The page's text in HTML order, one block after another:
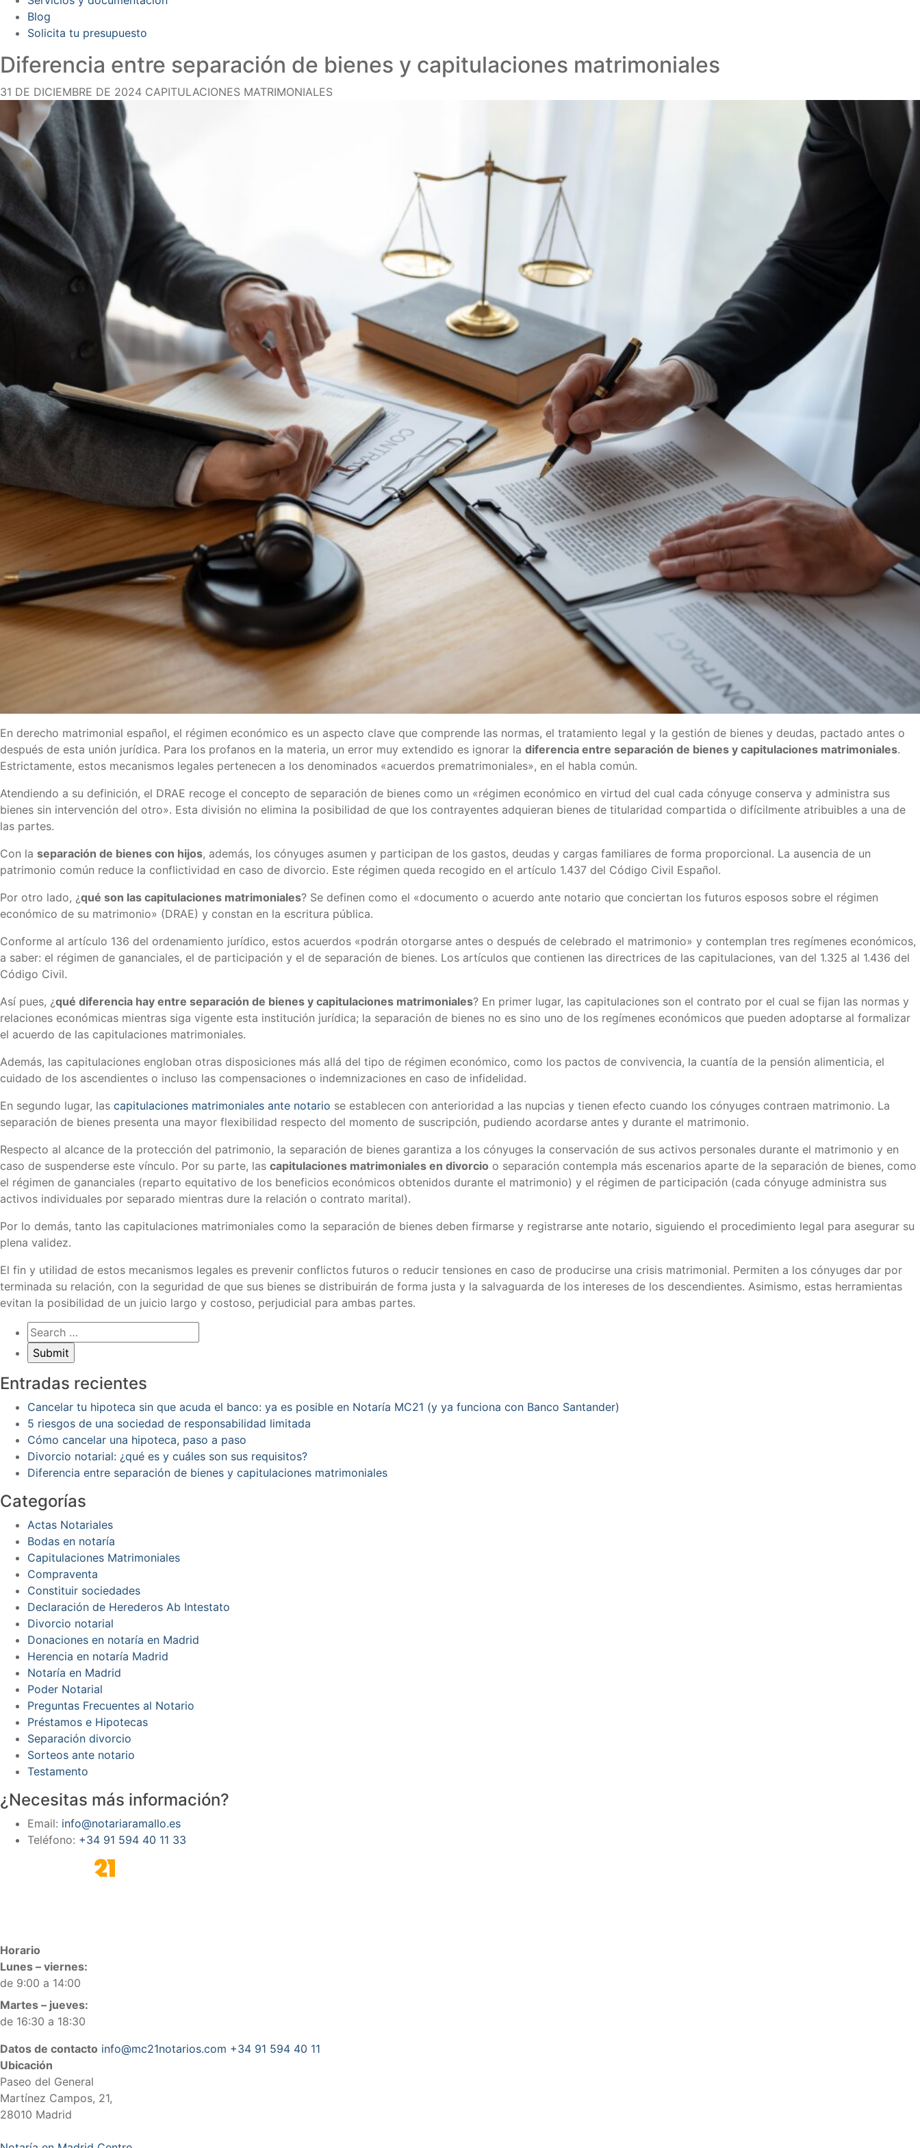
Blog
Solicita tu presupuesto
Diferencia entre separación de bienes y capitulaciones matrimoniales
31 DE DICIEMBRE DE 2024 CAPITULACIONES MATRIMONIALES
En derecho matrimonial español, el régimen económico es un aspecto clave que comprende las normas, el tratamiento legal y la gestión de bienes y deudas, pactado antes o
después de esta unión jurídica. Para los profanos en la materia, un error muy extendido es ignorar la diferencia entre separación de bienes y capitulaciones matrimoniales.
Estrictamente, estos mecanismos legales pertenecen a los denominados «acuerdos prematrimoniales», en el habla común.
Atendiendo a su definición, el DRAE recoge el concepto de separación de bienes como un «régimen económico en virtud del cual cada cónyuge conserva y administra sus
bienes sin intervención del otro». Esta división no elimina la posibilidad de que los contrayentes adquieran bienes de titularidad compartida o difícilmente atribuibles a una de
las partes.
Con la separación de bienes con hijos, además, los cónyuges asumen y participan de los gastos, deudas y cargas familiares de forma proporcional. La ausencia de un
patrimonio común reduce la conflictividad en caso de divorcio. Este régimen queda recogido en el artículo 1.437 del Código Civil Español.
Por otro lado, ¿qué son las capitulaciones matrimoniales? Se definen como el «documento o acuerdo ante notario que conciertan los futuros esposos sobre el régimen
económico de su matrimonio» (DRAE) y constan en la escritura pública.
Conforme al artículo 136 del ordenamiento jurídico, estos acuerdos «podrán otorgarse antes o después de celebrado el matrimonio» y contemplan tres regímenes económicos,
a saber: el régimen de gananciales, el de participación y el de separación de bienes. Los artículos que contienen las directrices de las capitulaciones, van del 1.325 al 1.436 del
Código Civil.
Así pues, ¿qué diferencia hay entre separación de bienes y capitulaciones matrimoniales? En primer lugar, las capitulaciones son el contrato por el cual se fijan las normas y
relaciones económicas mientras siga vigente esta institución jurídica; la separación de bienes no es sino uno de los regímenes económicos que pueden adoptarse al formalizar
el acuerdo de las capitulaciones matrimoniales.
Además, las capitulaciones engloban otras disposiciones más allá del tipo de régimen económico, como los pactos de convivencia, la cuantía de la pensión alimenticia, el
cuidado de los ascendientes o incluso las compensaciones o indemnizaciones en caso de infidelidad.
En segundo lugar, las capitulaciones matrimoniales ante notario se establecen con anterioridad a las nupcias y tienen efecto cuando los cónyuges contraen matrimonio. La
separación de bienes presenta una mayor flexibilidad respecto del momento de suscripción, pudiendo acordarse antes y durante el matrimonio.
Respecto al alcance de la protección del patrimonio, la separación de bienes garantiza a los cónyuges la conservación de sus activos personales durante el matrimonio y en
caso de suspenderse este vínculo. Por su parte, las capitulaciones matrimoniales en divorcio o separación contempla más escenarios aparte de la separación de bienes, como
el régimen de gananciales (reparto equitativo de los beneficios económicos obtenidos durante el matrimonio) y el régimen de participación (cada cónyuge administra sus
activos individuales por separado mientras dure la relación o contrato marital).
Por lo demás, tanto las capitulaciones matrimoniales como la separación de bienes deben firmarse y registrarse ante notario, siguiendo el procedimiento legal para asegurar su
plena validez.
El fin y utilidad de estos mecanismos legales es prevenir conflictos futuros o reducir tensiones en caso de producirse una crisis matrimonial. Permiten a los cónyuges dar por
terminada su relación, con la seguridad de que sus bienes se distribuirán de forma justa y la salvaguarda de los intereses de los descendientes. Asimismo, estas herramientas
evitan la posibilidad de un juicio largo y costoso, perjudicial para ambas partes.
Entradas recientes
Cancelar tu hipoteca sin que acuda el banco: ya es posible en Notaría MC21 (y ya funciona con Banco Santander)
5 riesgos de una sociedad de responsabilidad limitada
Cómo cancelar una hipoteca, paso a paso
Divorcio notarial: ¿qué es y cuáles son sus requisitos?
Diferencia entre separación de bienes y capitulaciones matrimoniales
Categorías
Actas Notariales
Bodas en notaría
Capitulaciones Matrimoniales
Compraventa
Constituir sociedades
Declaración de Herederos Ab Intestato
Divorcio notarial
Donaciones en notaría en Madrid
Herencia en notaría Madrid
Notaría en Madrid
Poder Notarial
Preguntas Frecuentes al Notario
Préstamos e Hipotecas
Separación divorcio
Sorteos ante notario
Testamento
¿Necesitas más información?
Email: info@notariaramallo.es
Teléfono: +34 91 594 40 11 33
Horario
Lunes – viernes:
de 9:00 a 14:00
Martes – jueves:
de 16:30 a 18:30
Datos de contacto info@mc21notarios.com +34 91 594 40 11
Ubicación
Paseo del General
Martínez Campos, 21,
28010 Madrid